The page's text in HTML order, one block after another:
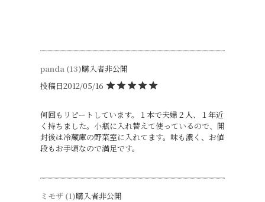
panda 13 購入者非公開
投稿日2012/05/16
何回もリピートしています。１本で夫婦２人、１年近
く持ちました。小瓶に入れ替えて使っているので、開
封後は冷蔵庫の野菜室に入れてます。味も濃く、お値
段もお手頃なので満足です。
ミモザ 1 購入者非公開